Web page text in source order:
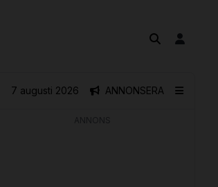
ANNONSERA
7 augusti 2026